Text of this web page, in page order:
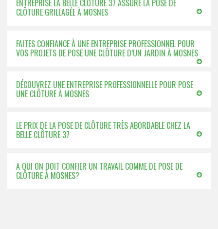
ENTREPRISE LA BELLE CLÔTURE 37 ASSURE LA POSE DE
CLÔTURE GRILLAGÉE À MOSNES
FAITES CONFIANCE À UNE ENTREPRISE PROFESSIONNEL POUR
VOS PROJETS DE POSE UNE CLÔTURE D’UN JARDIN À MOSNES
DÉCOUVREZ UNE ENTREPRISE PROFESSIONNELLE POUR POSE
UNE CLÔTURE À MOSNES
LE PRIX DE LA POSE DE CLÔTURE TRÈS ABORDABLE CHEZ LA
BELLE CLÔTURE 37
A QUI ON DOIT CONFIER UN TRAVAIL COMME DE POSE DE
CLÔTURE À MOSNES?